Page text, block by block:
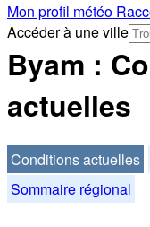
Mon profil météo
Accéder à une ville
Byam :
actuelles
Conditions actuelles
Sommaire régional